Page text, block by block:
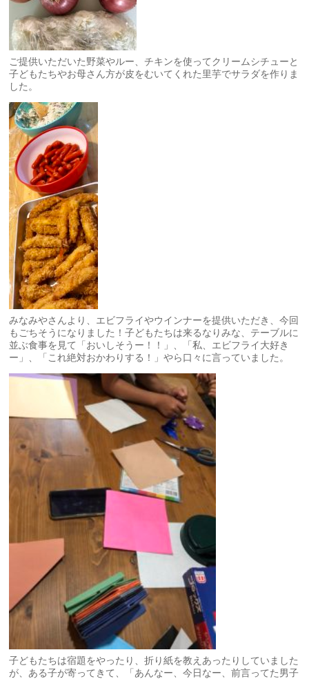
ご提供いただいた野菜やルー、チキンを使ってクリームシチューと
子どもたちやお母さん方が皮をむいてくれた里芋でサラダを作りま
した。
みなみやさんより、エビフライやウインナーを提供いただき、今回
もごちそうになりました！子どもたちは来るなりみな、テーブルに
並ぶ食事を見て「おいしそうー！！」、「私、エビフライ大好き
ー」、「これ絶対おかわりする！」やら口々に言っていました。
子どもたちは宿題をやったり、折り紙を教えあったりしていました
が、ある子が寄ってきて、「あんなー、今日なー、前言ってた男子